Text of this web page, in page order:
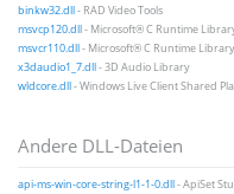
binkw32.dll- RAD Video Tools
msvcp120.dll- Microsoft® C Runtime
msvcr110.dll- Microsoft® C Runtime Library
x3daudio1_7.dll- 3D Audio Library
wldcore.dll- Windows Live Client Shared
Andere DLL-Dateien
api-ms-win-core-string-l1-1-0.dll- ApiSet